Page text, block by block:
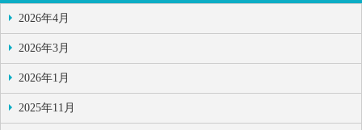
2026年4月
2026年3月
2026年1月
2025年11月